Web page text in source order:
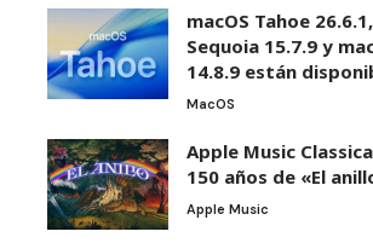
macOS Tahoe
Sequoia 15.7.9 y
14.8.9 están
MacOS
Apple Music
150 años de «El
Apple Music